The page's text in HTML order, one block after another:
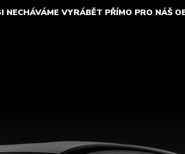
VYRÁBĚT PŘÍMO PRO NÁŠ